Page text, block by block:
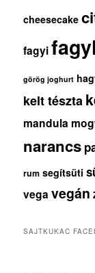
cheesecake
fagyi
görög joghurt
kelt tészta
mandula
narancs
rum segítsüti
vega vegán
SAJTKUKAC